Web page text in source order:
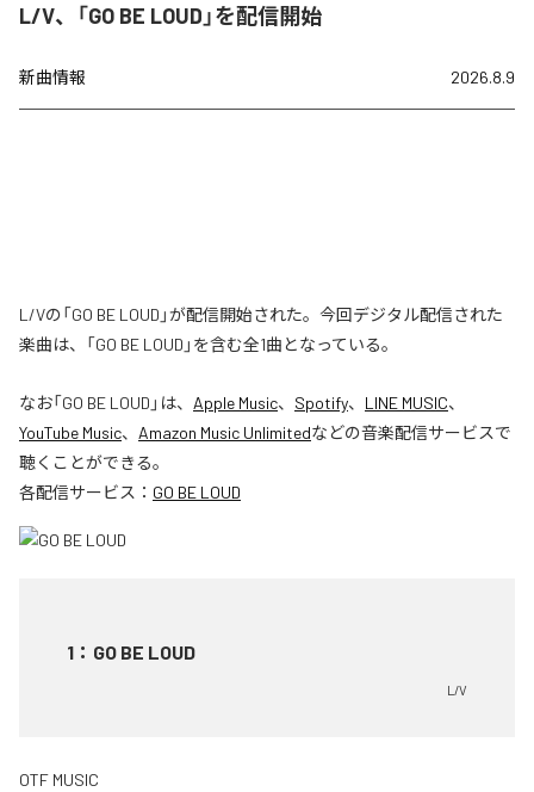
L/V、「GO BE LOUD」を配信開始
新曲情報 2026.8.9
L/Vの「GO BE LOUD」が配信開始された。今回デジタル配信された
楽曲は、「GO BE LOUD」を含む全1曲となっている。
なお「GO BE LOUD 」は、 Apple Music、 Spotify、 LINE MUSIC、
YouTube Music、 Amazon Music Unlimitedなどの音楽配信サービスで
聴くことができる。
各配信サービス： GO BE LOUD
1 ： GO BE LOUD
L/V
OTF MUSIC